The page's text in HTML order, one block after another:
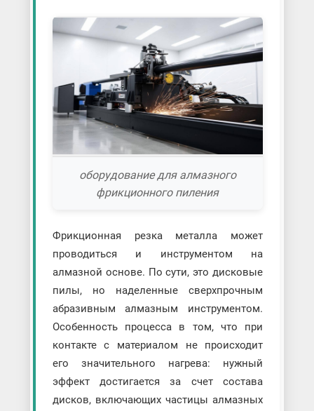
оборудование для алмазного
фрикционного пиления
Фрикционная резка металла может
проводиться и инструментом на
алмазной основе. По сути, это дисковые
пилы, но наделенные сверхпрочным
абразивным алмазным инструментом.
Особенность процесса в том, что при
контакте с материалом не происходит
его значительного нагрева: нужный
эффект достигается за счет состава
дисков, включающих частицы алмазных